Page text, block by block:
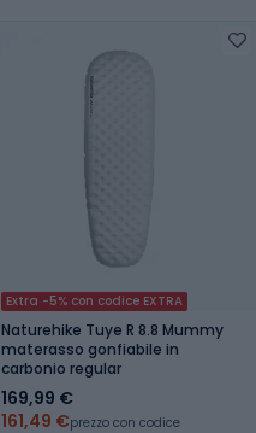
Extra -5% con codice EXTRA
Naturehike Tuye R 8.8 Mummy
materasso gonfiabile in
carbonio regular
169,99 €
161,49 €prezzo con codice